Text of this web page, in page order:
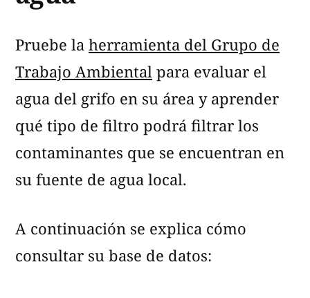
Pruebe la herramienta del Grupo de
Trabajo Ambiental para evaluar el
agua del grifo en su área y aprender
qué tipo de filtro podrá filtrar los
contaminantes que se encuentran en
su fuente de agua local.
A continuación se explica cómo
consultar su base de datos: